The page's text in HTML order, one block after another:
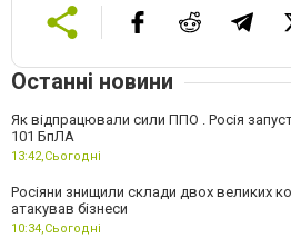
Останні новини
Як відпрацювали сили ППО . Росія
101 БпЛА
13:42,Сьогодні
Росіяни знищили склади двох великих
атакував бізнеси
10:34,Сьогодні